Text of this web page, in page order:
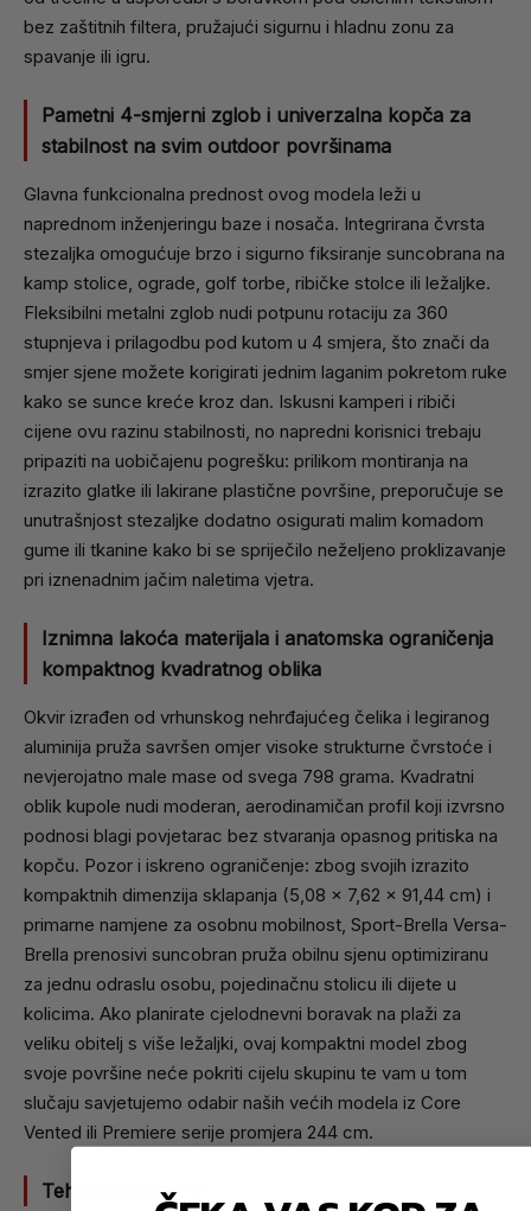
bez zaštitnih filtera, pružajući sigurnu i hladnu zonu za
spavanje ili igru.
Pametni 4-smjerni zglob i univerzalna kopča za
stabilnost na svim outdoor površinama
Glavna funkcionalna prednost ovog modela leži u
naprednom inženjeringu baze i nosača. Integrirana čvrsta
stezaljka omogućuje brzo i sigurno fiksiranje suncobrana na
kamp stolice, ograde, golf torbe, ribičke stolce ili ležaljke.
Fleksibilni metalni zglob nudi potpunu rotaciju za 360
stupnjeva i prilagodbu pod kutom u 4 smjera, što znači da
smjer sjene možete korigirati jednim laganim pokretom ruke
kako se sunce kreće kroz dan. Iskusni kamperi i ribiči
cijene ovu razinu stabilnosti, no napredni korisnici trebaju
pripaziti na uobičajenu pogrešku: prilikom montiranja na
izrazito glatke ili lakirane plastične površine, preporučuje se
unutrašnjost stezaljke dodatno osigurati malim komadom
gume ili tkanine kako bi se spriječilo neželjeno proklizavanje
pri iznenadnim jačim naletima vjetra.
Iznimna lakoća materijala i anatomska ograničenja
kompaktnog kvadratnog oblika
Okvir izrađen od vrhunskog nehrđajućeg čelika i legiranog
aluminija pruža savršen omjer visoke strukturne čvrstoće i
nevjerojatno male mase od svega 798 grama. Kvadratni
oblik kupole nudi moderan, aerodinamičan profil koji izvrsno
podnosi blagi povjetarac bez stvaranja opasnog pritiska na
kopču. Pozor i iskreno ograničenje: zbog svojih izrazito
kompaktnih dimenzija sklapanja (5,08 x 7,62 x 91,44 cm) i
primarne namjene za osobnu mobilnost, Sport-Brella Versa-
Brella prenosivi suncobran pruža obilnu sjenu optimiziranu
za jednu odraslu osobu, pojedinačnu stolicu ili dijete u
kolicima. Ako planirate cjelodnevni boravak na plaži za
veliku obitelj s više ležaljki, ovaj kompaktni model zbog
svoje površine neće pokriti cijelu skupinu te vam u tom
slučaju savjetujemo odabir naših većih modela iz Core
Vented ili Premiere serije promjera 244 cm.
Tehnički podaci ⚙️